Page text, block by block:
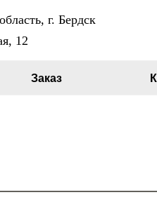
г. Бердск
12
Заказ